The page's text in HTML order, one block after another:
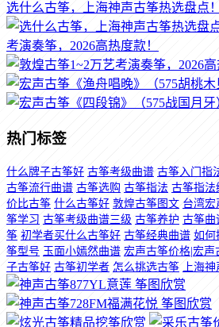
选什么古筝，上海神声古筝热选盘点！
考演奏筝，2026高热度款！
热门标签
什么牌子古筝好 古筝考级曲谱 古筝入门指
古筝流行曲谱 古筝选购 古筝指法 古筝指法
价比古筝 什么古筝好 敦煌古筝图文 台湾宏
筝学习 古筝考级曲谱三级 古筝养护 古筝曲
筝 初学者买什么古筝好 古筝经典曲谱 如何
筝型号 玉面小嫣然曲谱 宏声古筝价格|宏声
子古筝好 古筝初学者 怎么挑选古筝 上海